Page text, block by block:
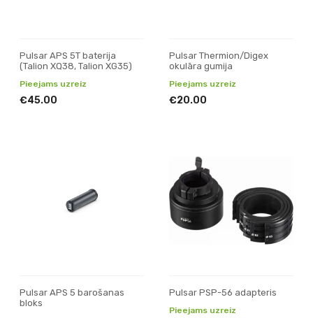
Pulsar APS 5T baterija
(Talion XQ38, Talion XG35)
Pieejams uzreiz
€45.00
Pulsar Thermion/Digex
okulāra gumija
Pieejams uzreiz
€20.00
Pulsar APS 5 barošanas
bloks
Pulsar PSP-56 adapteris
Pieejams uzreiz